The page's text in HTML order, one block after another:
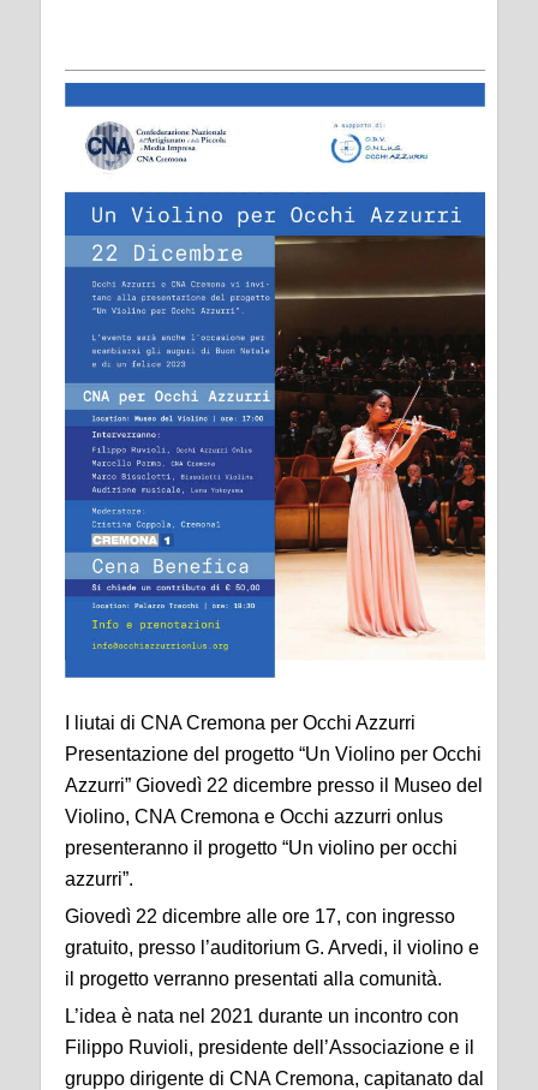
I liutai di CNA Cremona per Occhi Azzurri
Presentazione del progetto “Un Violino per Occhi
Azzurri” Giovedì 22 dicembre presso il Museo del
Violino, CNA Cremona e Occhi azzurri onlus
presenteranno il progetto “Un violino per occhi
azzurri”.
Giovedì 22 dicembre alle ore 17, con ingresso
gratuito, presso l’auditorium G. Arvedi, il violino e
il progetto verranno presentati alla comunità.
L’idea è nata nel 2021 durante un incontro con
Filippo Ruvioli, presidente dell’Associazione e il
gruppo dirigente di CNA Cremona, capitanato dal